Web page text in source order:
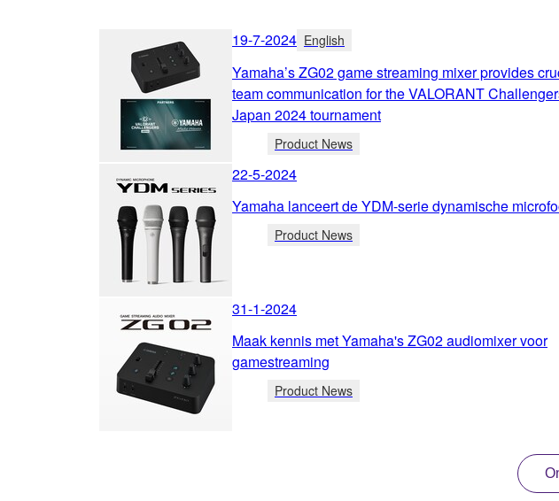
19-7-2024 English
Yamaha’s ZG02 game streaming mixer provides
team communication for the VALORANT
Japan 2024 tournament
Product News
22-5-2024
Yamaha lanceert de YDM-serie dynamische
Product News
31-1-2024
Maak kennis met Yamaha's ZG02 audiomixer voor
gamestreaming
Product News